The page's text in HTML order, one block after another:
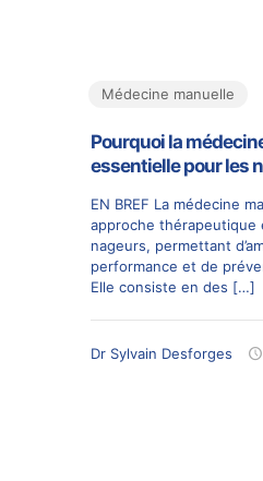
Médecine manuelle
Pourquoi la
essentielle pour les
EN BREF La médecine
approche thérapeutique
nageurs, permettant
performance et de
Elle consiste en des […]
Dr Sylvain Desforges